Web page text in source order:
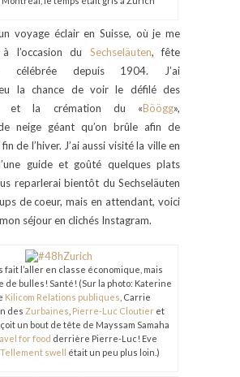
voyage éclair en Suisse, où je me
l’occasion du Sechseläuten, fête
célébrée depuis 1904.
J’ai
la chance de voir le défilé des
et la crémation du «Böögg»,
neige géant qu’on brûle afin de
de l’hiver. J’ai aussi visité la ville en
guide et goûté quelques plats
reparlerai bientôt du Sechseläuten
de coeur, mais en attendant, voici
séjour en clichés Instagram.
fait l’aller en classe économique, mais
de bulles! Santé! (Sur la photo: Katerine
Kilicom Relations publiques , Carrie
des Zurbaines Pierre-Luc Cloutier et
un bout de tête de Mayssam Samaha
for food derrière Pierre-Luc! Eve
Tellement swell était un peu plus loin.)